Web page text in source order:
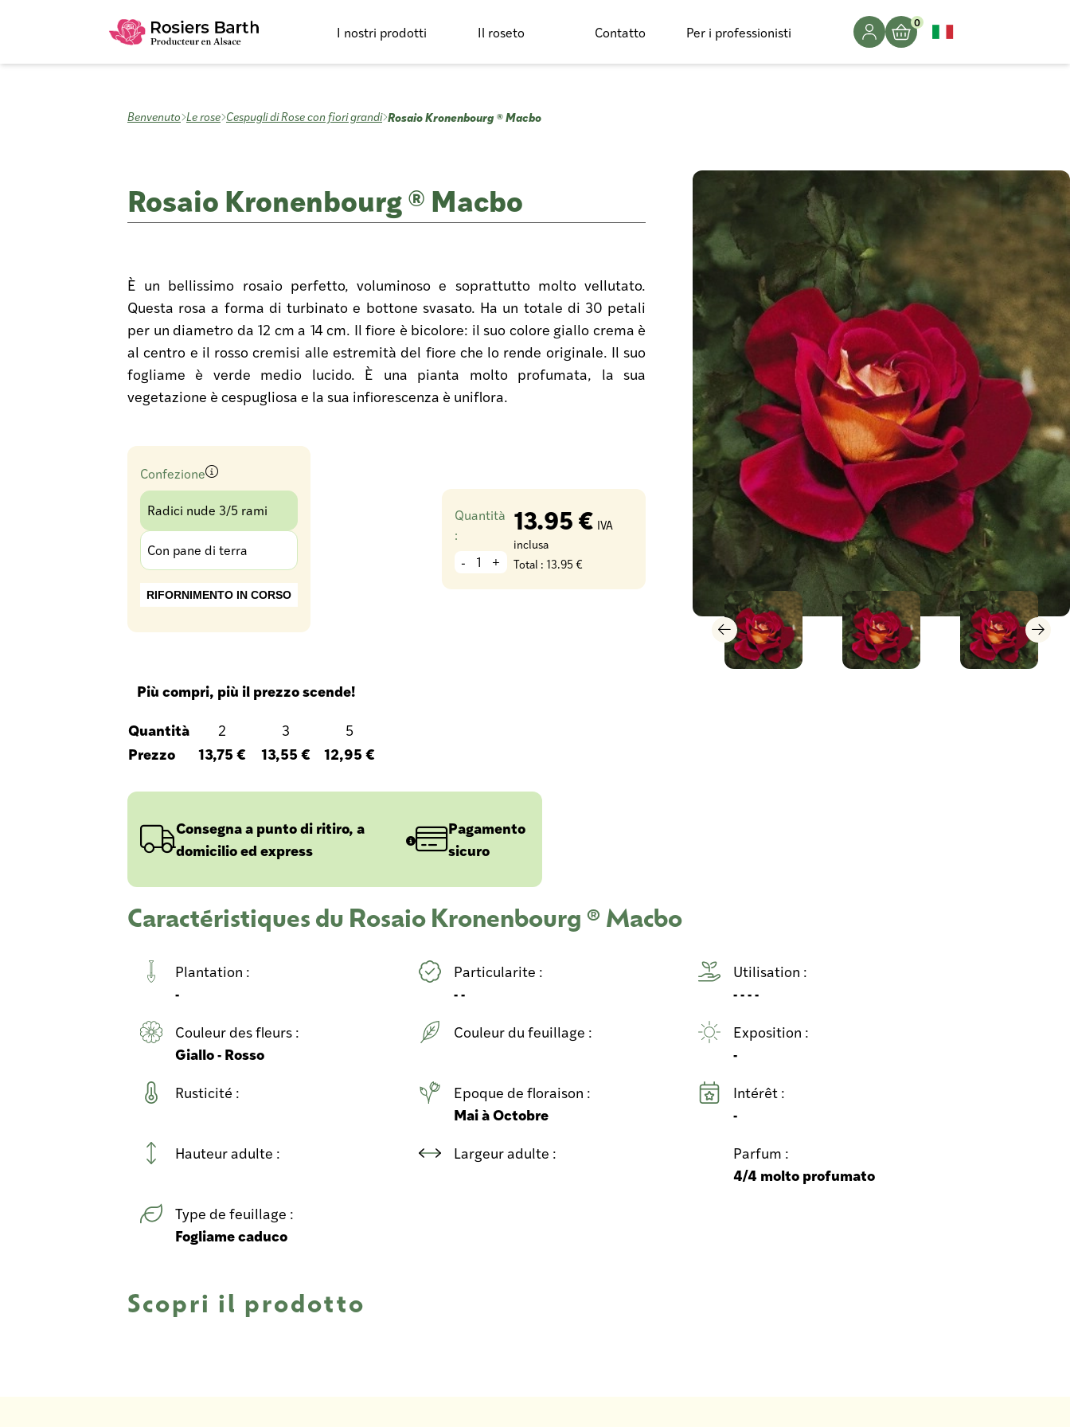
I nostri prodotti Il roseto Contatto Per i professionisti
0
Benvenuto Le rose Cespugli di Rose con fiori grandi Rosaio Kronenbourg ® Macbo
Rosaio Kronenbourg ® Macbo
È un bellissimo rosaio perfetto, voluminoso e soprattutto molto vellutato.
Questa rosa a forma di turbinato e bottone svasato. Ha un totale di 30 petali
per un diametro da 12 cm a 14 cm. Il fiore è bicolore: il suo colore giallo crema è
al centro e il rosso cremisi alle estremità del fiore che lo rende originale. Il suo
fogliame è verde medio lucido. È una pianta molto profumata, la sua
vegetazione è cespugliosa e la sua infiorescenza è uniflora.
Confezione
Radici nude 3/5 rami
Con pane di terra
RIFORNIMENTO IN CORSO
Quantità
:
- +
13.95 € IVA
inclusa
Total : 13.95 €
Più compri, più il prezzo scende!
Quantità
2 3 5
Prezzo 13,75 € 13,55 € 12,95 €
Consegna a punto di ritiro, a
domicilio ed express
Pagamento
sicuro
Caractéristiques du Rosaio Kronenbourg ® Macbo
Plantation :
-
Particularite :
- -
Utilisation :
- - - -
Couleur des fleurs :
Giallo - Rosso
Couleur du feuillage : Exposition :
-
Rusticité : Epoque de floraison :
Mai à Octobre
Intérêt :
-
Hauteur adulte : Largeur adulte : Parfum :
4/4 molto profumato
Type de feuillage :
Fogliame caduco
Scopri il prodotto